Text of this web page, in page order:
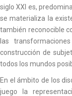
siglo XXI es,
se materializa la
también reconocible
las
construcción de
todos los mundos
En el ámbito de los
juego la